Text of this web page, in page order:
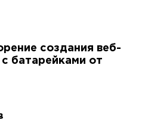
создания веб-
батарейками от